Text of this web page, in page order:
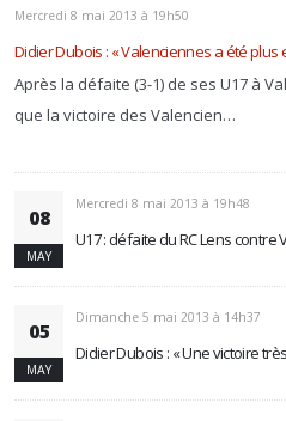
Mercredi 8 mai 2013 à 19h50
Didier Dubois : « Valenciennes a été
Après la défaite (3-1) de ses U17 à
que la victoire des Valencien…
08
MAY
Mercredi 8 mai 2013 à 19h48
U17 : défaite du RC Lens contre
05
MAY
Dimanche 5 mai 2013 à 14h37
Didier Dubois : « Une victoire